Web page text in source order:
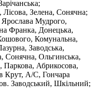
Зелена, Сонячна;
Мудрого,
Франка, Донецька,
Комунальна,
Заводська,
Сонячна, Ольгинська,
Абрикосова,
Крут, А/С, Гончара
Заводський, Шкільний;